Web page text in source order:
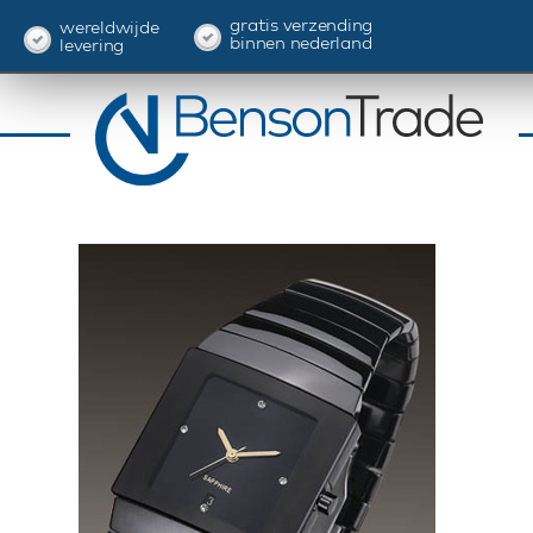
wereldwijde
levering
gratis verzending
binnen nederland